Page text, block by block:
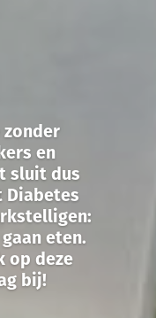
en
sluit dus
Diabetes
eten.
op deze
bij!